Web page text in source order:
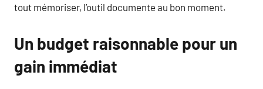
tout mémoriser, l’outil documente au bon moment.
Un budget raisonnable pour un
gain immédiat